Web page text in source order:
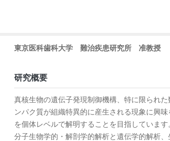
東京医科歯科大学 難治疾患研究所 准教授
研究概要
真核生物の遺伝子発現制御機構、特に限られ
ンパク質が組織特異的に産生される現象に興
を個体レベルで解明することを目指していま
分子生物学的・解剖学的解析と遺伝学的解析